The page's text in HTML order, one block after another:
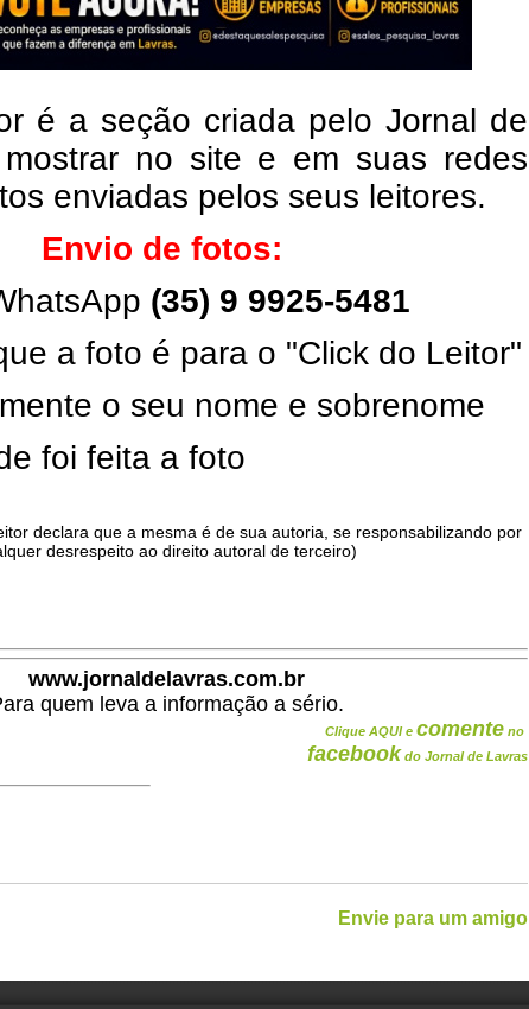
é a seção criada pelo Jornal de
no site e em suas redes
enviadas pelos seus leitores.
Envio de fotos:
(35) 9 9925-5481
a foto é para o "Click do Leitor"
o seu nome e sobrenome
foi feita a foto
declara que a mesma é de sua autoria, se responsabilizando por
desrespeito ao direito autoral de terceiro)
www.jornaldelavras.com.br
quem leva a informação a sério.
Clique AQUI e comente no
facebook do Jornal de Lavras
Envie para um amigo